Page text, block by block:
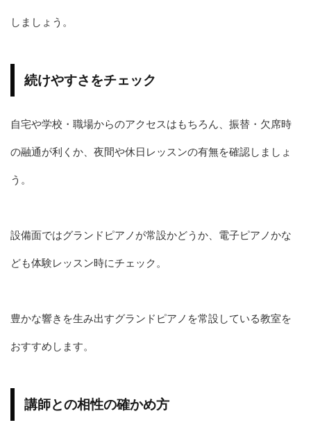
しましょう。
続けやすさをチェック
自宅や学校・職場からのアクセスはもちろん、振替・欠席時
の融通が利くか、夜間や休日レッスンの有無を確認しましょ
う。
設備面ではグランドピアノが常設かどうか、電子ピアノかな
ども体験レッスン時にチェック。
豊かな響きを生み出すグランドピアノを常設している教室を
おすすめします。
講師との相性の確かめ方